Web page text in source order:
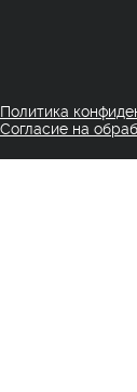
Политика
Согласие на